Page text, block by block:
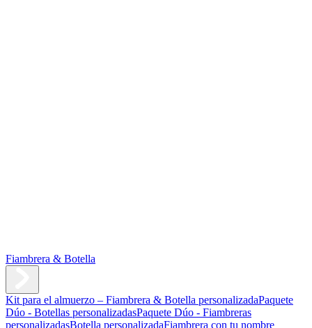
Fiambrera & Botella
Kit para el almuerzo – Fiambrera & Botella personalizadaPaquete
Dúo - Botellas personalizadasPaquete Dúo - Fiambreras
personalizadasBotella personalizadaFiambrera con tu nombre